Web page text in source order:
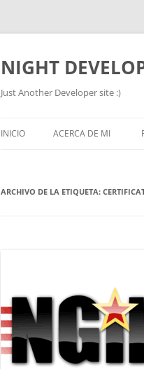
NIGHT
Just Another Developer site :)
INICIO ACERCA DE MI
ARCHIVO DE LA ETIQUETA: